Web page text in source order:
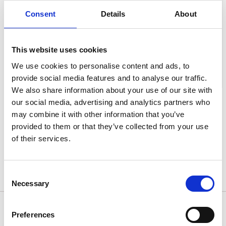
Consent Details About
This website uses cookies
We use cookies to personalise content and ads, to
provide social media features and to analyse our traffic.
We also share information about your use of our site with
our social media, advertising and analytics partners who
may combine it with other information that you’ve
provided to them or that they’ve collected from your use
of their services.
Selection
Necessary
Preferences
UPPDATERA EVENT
på 0503-352 55 ellervisithjo@hjo.seså uppdaterar vi!
KONTAKT & FRÅGOR
Har du frågor till oss? Kontakta oss gärna på: